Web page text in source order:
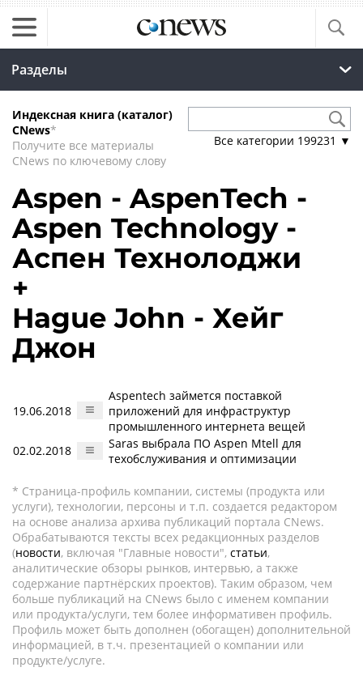
Разделы
Индексная книга (каталог)
CNews*
Получите все материалы
CNews по ключевому слову
Все категории 199231 ▼
Aspen - AspenTech -
Aspen Technology -
Аспен Технолоджи
+
Hague John - Хейг
Джон
19.06.2018
Aspentech займется поставкой
приложений для инфраструктур
промышленного интернета вещей
02.02.2018
Saras выбрала ПО Aspen Mtell для
техобслуживания и оптимизации
* Страница-профиль компании, системы (продукта или
услуги), технологии, персоны и т.п. создается редактором
на основе анализа архива публикаций портала CNews.
Обрабатываются тексты всех редакционных разделов
(новости, включая "Главные новости", статьи,
аналитические обзоры рынков, интервью, а также
содержание партнёрских проектов). Таким образом, чем
больше публикаций на CNews было с именем компании
или продукта/услуги, тем более информативен профиль.
Профиль может быть дополнен (обогащен) дополнительной
информацией, в т.ч. презентацией о компании или
продукте/услуге.